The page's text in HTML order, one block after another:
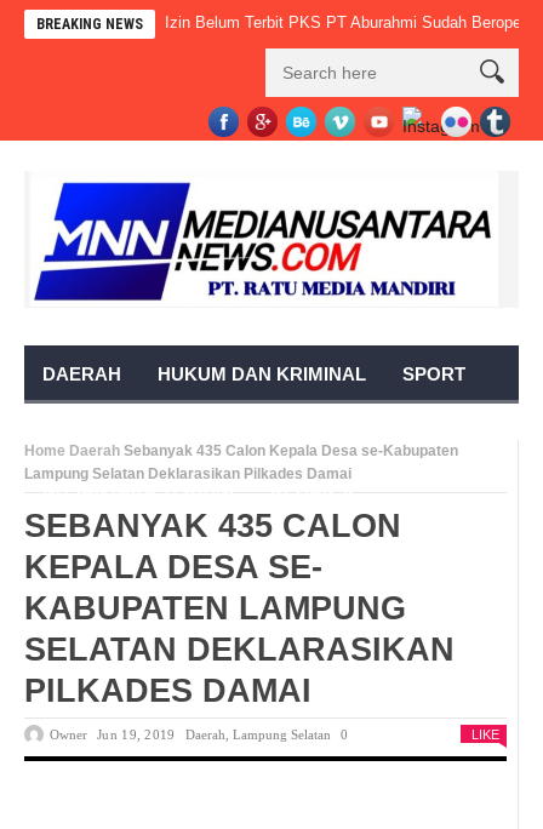
BREAKING NEWS Izin Belum Terbit PKS PT Aburahmi Sudah
DAERAH HUKUM DAN KRIMINAL SPORT
NUSANTARA TERKINI REDAKSI
Home Daerah Sebanyak 435 Calon Kepala Desa se-Kabupaten
Lampung Selatan Deklarasikan Pilkades Damai
SEBANYAK 435 CALON
KEPALA DESA SE-
KABUPATEN LAMPUNG
SELATAN DEKLARASIKAN
PILKADES DAMAI
Owner Jun 19, 2019 Daerah ,Lampung Selatan 0 LIKE